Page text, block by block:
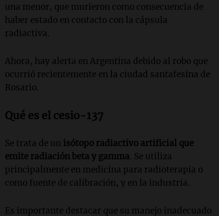
una menor, que murieron como consecuencia de
haber estado en contacto con la cápsula
radiactiva.
Ahora, hay alerta en Argentina debido al robo que
ocurrió recientemente en la ciudad santafesina de
Rosario.
Qué es el cesio-137
Se trata de un isótopo radiactivo artificial que
emite radiación beta y gamma. Se utiliza
principalmente en medicina para radioterapia o
como fuente de calibración, y en la industria.
Es importante destacar que su manejo inadecuado